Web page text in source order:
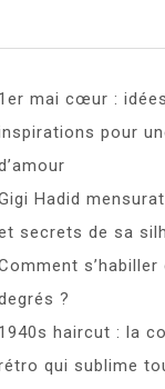
1er mai cœur :
pour
Hadid
secrets de sa
?
1940s haircut : la
qui sublime